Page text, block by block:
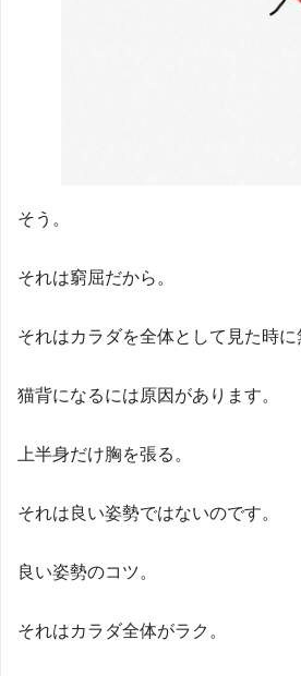
そう。
それは窮屈だから。
それはカラダを全体として見た時に
猫背になるには原因があります。
上半身だけ胸を張る。
それは良い姿勢ではないのです。
良い姿勢のコツ。
それはカラダ全体がラク。